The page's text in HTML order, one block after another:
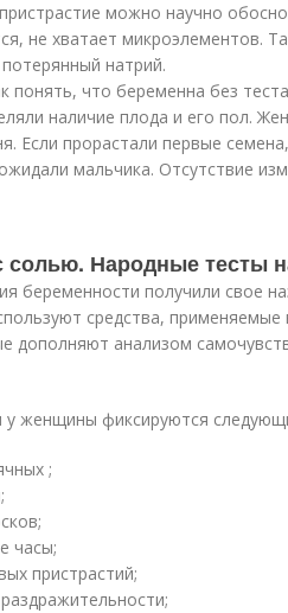
можно научно
не хватает микроэлементов.
натрий.
понять, что беременна без
наличие плода и его пол.
Если прорастали первые
мальчика. Отсутствие
солью. Народные тесты
беременности получили свое
средства, применяемые
дополняют анализом
у женщины фиксируются
;
часы;
пристрастий;